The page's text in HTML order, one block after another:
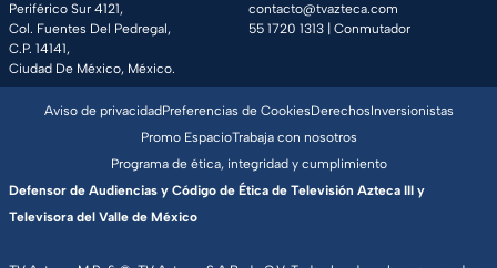
Periférico Sur 4121,
Col. Fuentes Del Pedregal,
C.P. 14141,
Ciudad De México, México.
contacto@tvazteca.com
55 1720 1313 | Conmutador
Aviso de privacidadPreferencias de CookiesDerechosInversionistas
Promo EspacioTrabaja con nosotros
Programa de ética, integridad y cumplimiento
Defensor de Audiencias y Código de Ética de Televisión Azteca III y
Televisora del Valle de México